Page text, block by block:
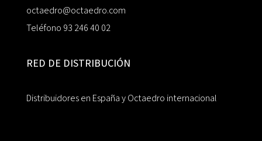
octaedro@octaedro.com
Teléfono 93 246 40 02
RED DE DISTRIBUCIÓN
Distribuidores en España y Octaedro internacional